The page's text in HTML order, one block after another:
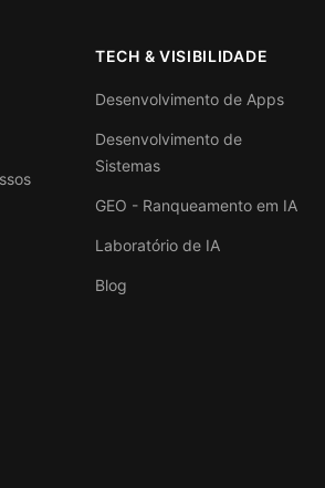
TECH & VISIBILIDADE
Desenvolvimento de Apps
Desenvolvimento de
Sistemas
GEO - Ranqueamento em IA
Laboratório de IA
Blog